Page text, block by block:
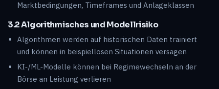
Marktbedingungen, Timeframes und Anlageklassen
3.2 Algorithmisches und Modellrisiko
Algorithmen werden auf historischen Daten trainiert
und können in beispiellosen Situationen versagen
KI-/ML-Modelle können bei Regimewechseln an der
Börse an Leistung verlieren